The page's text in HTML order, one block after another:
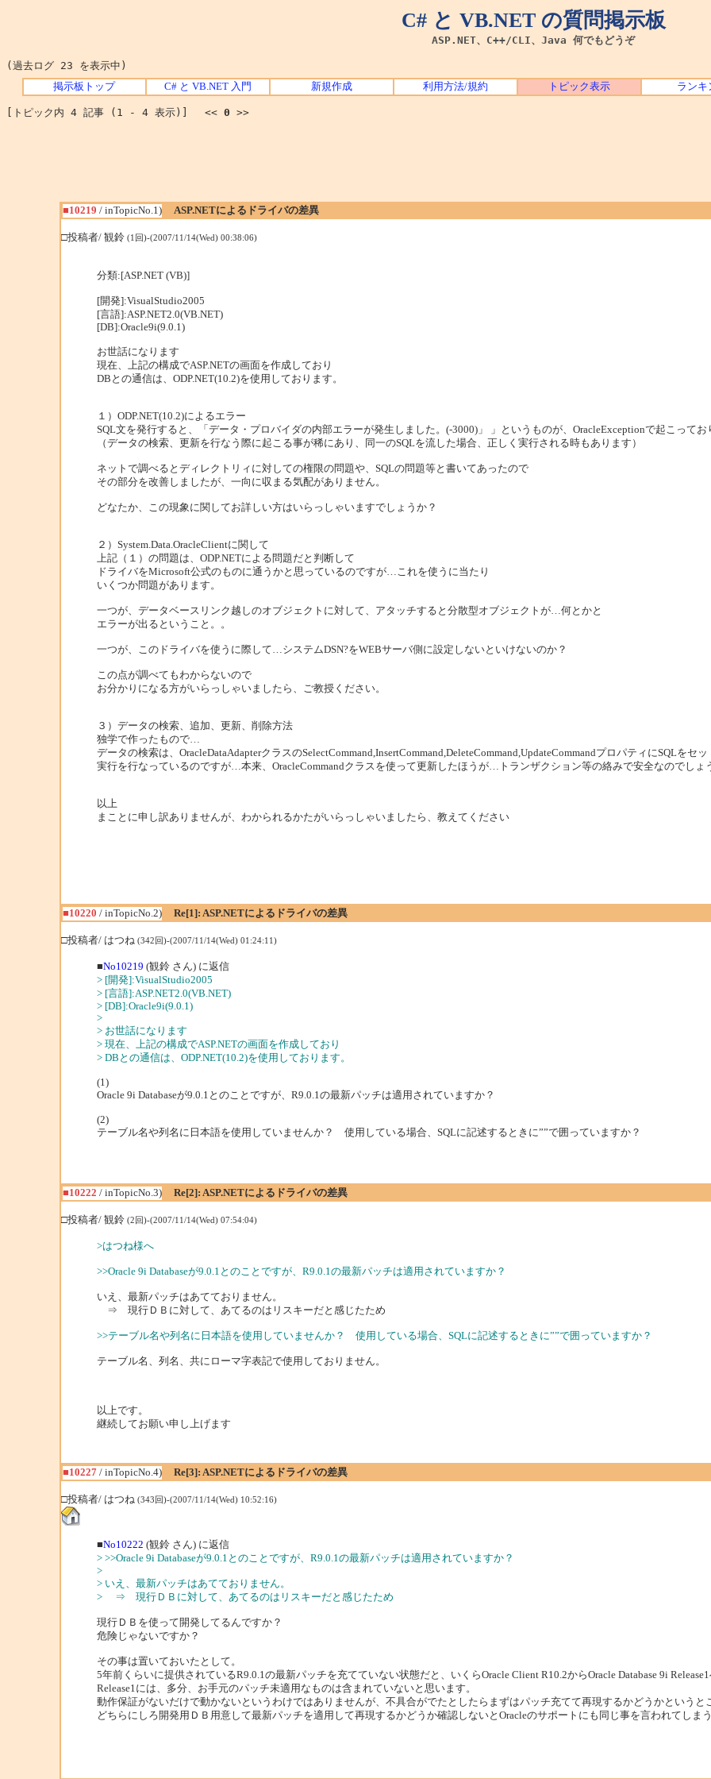
C# と VB.NET の質問掲示板
ASP.NET、C++/CLI、Java 何でもどうぞ
(過去ログ 23 を表示中)
掲示板トップ C# と VB.NET 入門 新規作成 利用方法/規約 トピック表示 ランキ
[トピック内 4 記事 (1 - 4 表示)] << 0 >>
■10219 / inTopicNo.1)
ASP.NETによるドライバの差異
□投稿者/ 観鈴 (1回)-(2007/11/14(Wed) 00:38:06)
分類:[ASP.NET (VB)]
[開発]:VisualStudio2005
[言語]:ASP.NET2.0(VB.NET)
[DB]:Oracle9i(9.0.1)
お世話になります
現在、上記の構成でASP.NETの画面を作成しており
DBとの通信は、ODP.NET(10.2)を使用しております。
１）ODP.NET(10.2)によるエラー
SQL文を発行すると、「データ・プロバイダの内部エラーが発生しました。(-3000)」 」というものが、OracleExceptionで起こってお
（データの検索、更新を行なう際に起こる事が稀にあり、同一のSQLを流した場合、正しく実行される時もあります）
ネットで調べるとディレクトリィに対しての権限の問題や、SQLの問題等と書いてあったので
その部分を改善しましたが、一向に収まる気配がありません。
どなたか、この現象に関してお詳しい方はいらっしゃいますでしょうか？
２）System.Data.OracleClientに関して
上記（１）の問題は、ODP.NETによる問題だと判断して
ドライバをMicrosoft公式のものに通うかと思っているのですが…これを使うに当たり
いくつか問題があります。
一つが、データベースリンク越しのオブジェクトに対して、アタッチすると分散型オブジェクトが…何とかと
エラーが出るということ。。
一つが、このドライバを使うに際して…システムDSN?をWEBサーバ側に設定しないといけないのか？
この点が調べてもわからないので
お分かりになる方がいらっしゃいましたら、ご教授ください。
３）データの検索、追加、更新、削除方法
独学で作ったもので…
データの検索は、OracleDataAdapterクラスのSelectCommand,InsertCommand,DeleteCommand,UpdateCommandプロパティにSQLをセッ
実行を行なっているのですが…本来、OracleCommandクラスを使って更新したほうが…トランザクション等の絡みで安全なのでしょ
以上
まことに申し訳ありませんが、わかられるかたがいらっしゃいましたら、教えてください
■10220 / inTopicNo.2)
Re[1]: ASP.NETによるドライバの差異
□投稿者/ はつね (342回)-(2007/11/14(Wed) 01:24:11)
■No10219 (観鈴 さん) に返信
> [開発]:VisualStudio2005
> [言語]:ASP.NET2.0(VB.NET)
> [DB]:Oracle9i(9.0.1)
>
> お世話になります
> 現在、上記の構成でASP.NETの画面を作成しており
> DBとの通信は、ODP.NET(10.2)を使用しております。
(1)
Oracle 9i Databaseが9.0.1とのことですが、R9.0.1の最新パッチは適用されていますか？
(2)
テーブル名や列名に日本語を使用していませんか？ 使用している場合、SQLに記述するときに””で囲っていますか？
■10222 / inTopicNo.3)
Re[2]: ASP.NETによるドライバの差異
□投稿者/ 観鈴 (2回)-(2007/11/14(Wed) 07:54:04)
>はつね様へ
>>Oracle 9i Databaseが9.0.1とのことですが、R9.0.1の最新パッチは適用されていますか？
いえ、最新パッチはあてておりません。
⇒ 現行ＤＢに対して、あてるのはリスキーだと感じたため
>>テーブル名や列名に日本語を使用していませんか？ 使用している場合、SQLに記述するときに””で囲っていますか？
テーブル名、列名、共にローマ字表記で使用しておりません。
以上です。
継続してお願い申し上げます
■10227/ inTopicNo.4)
Re[3]: ASP.NETによるドライバの差異
□投稿者/ はつね (343回)-(2007/11/14(Wed) 10:52:16)
■No10222 (観鈴 さん) に返信
> >>Oracle 9i Databaseが9.0.1とのことですが、R9.0.1の最新パッチは適用されていますか？
>
> いえ、最新パッチはあてておりません。
> ⇒ 現行ＤＢに対して、あてるのはリスキーだと感じたため
現行ＤＢを使って開発してるんですか？
危険じゃないですか？
その事は置いておいたとして。
5年前くらいに提供されているR9.0.1の最新パッチを充てていない状態だと、いくらOracle Client R10.2からOracle Database 9i
Release1には、多分、お手元のパッチ未適用なものは含まれていないと思います。
動作保証がないだけで動かないというわけではありませんが、不具合がでたとしたらまずはパッチ充てて再現するかどうかというと
どちらにしろ開発用ＤＢ用意して最新パッチを適用して再現するかどうか確認しないとOracleのサポートにも同じ事を言われてしまう